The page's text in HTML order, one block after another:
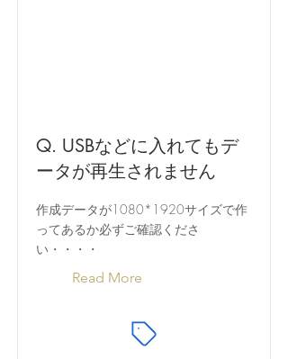
Q. USBなどに入れてもデ
ータが再生されません
作成データが1080*1920サイズで作
ってあるか必ずご確認くださ
い・・・・
Read More